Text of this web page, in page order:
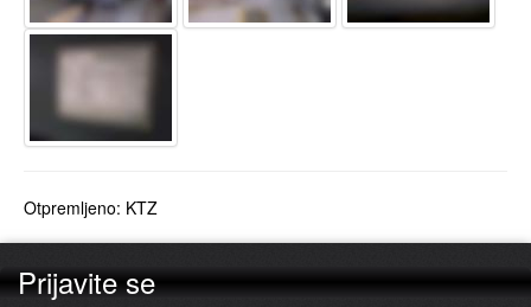
Otpremljeno: KTZ
Prijavite se